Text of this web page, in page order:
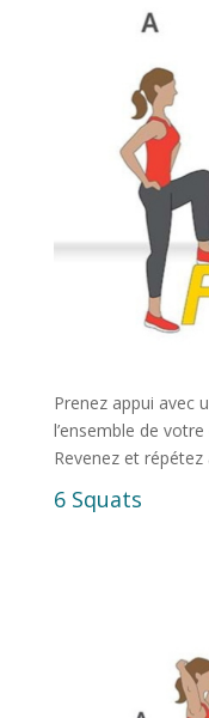
Prenez appui avec
l’ensemble de
Revenez et répétez
6 Squats